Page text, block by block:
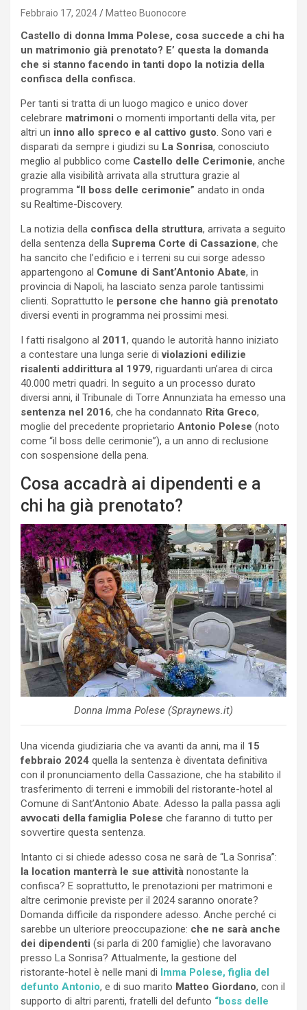
Febbraio 17, 2024 Matteo Buonocore
Castello di donna Imma Polese, cosa succede a chi ha
un matrimonio già prenotato? E’ questa la domanda
che si stanno facendo in tanti dopo la notizia della
confisca della confisca.
Per tanti si tratta di un luogo magico e unico dover
celebrare matrimoni o momenti importanti della vita, per
altri un inno allo spreco e al cattivo gusto. Sono vari e
disparati da sempre i giudizi su La Sonrisa, conosciuto
meglio al pubblico come Castello delle Cerimonie, anche
grazie alla visibilità arrivata alla struttura grazie al
programma “Il boss delle cerimonie” andato in onda
su Realtime-Discovery.
La notizia della confisca della struttura, arrivata a seguito
della sentenza della Suprema Corte di Cassazione, che
ha sancito che l’edificio e i terreni su cui sorge adesso
appartengono al Comune di Sant’Antonio Abate, in
provincia di Napoli, ha lasciato senza parole tantissimi
clienti. Soprattutto le persone che hanno già prenotato
diversi eventi in programma nei prossimi mesi.
I fatti risalgono al 2011, quando le autorità hanno iniziato
a contestare una lunga serie di violazioni edilizie
risalenti addirittura al 1979, riguardanti un’area di circa
40.000 metri quadri. In seguito a un processo durato
diversi anni, il Tribunale di Torre Annunziata ha emesso una
sentenza nel 2016, che ha condannato Rita Greco,
moglie del precedente proprietario Antonio Polese (noto
come “il boss delle cerimonie”), a un anno di reclusione
con sospensione della pena.
Cosa accadrà ai dipendenti e a
chi ha già prenotato?
Donna Imma Polese (Spraynews.it)
Una vicenda giudiziaria che va avanti da anni, ma il 15
febbraio 2024 quella la sentenza è diventata definitiva
con il pronunciamento della Cassazione, che ha stabilito il
trasferimento di terreni e immobili del ristorante-hotel al
Comune di Sant’Antonio Abate. Adesso la palla passa agli
avvocati della famiglia Polese che faranno di tutto per
sovvertire questa sentenza.
Intanto ci si chiede adesso cosa ne sarà de “La Sonrisa”:
la location manterrà le sue attività nonostante la
confisca? E soprattutto, le prenotazioni per matrimoni e
altre cerimonie previste per il 2024 saranno onorate?
Domanda difficile da rispondere adesso. Anche perché ci
sarebbe un ulteriore preoccupazione: che ne sarà anche
dei dipendenti (si parla di 200 famiglie) che lavoravano
presso La Sonrisa? Attualmente, la gestione del
ristorante-hotel è nelle mani di Imma Polese, figlia del
defunto Antonio, e di suo marito Matteo Giordano, con il
supporto di altri parenti, fratelli del defunto “boss delle